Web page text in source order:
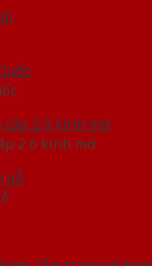
2 ô kính mờ